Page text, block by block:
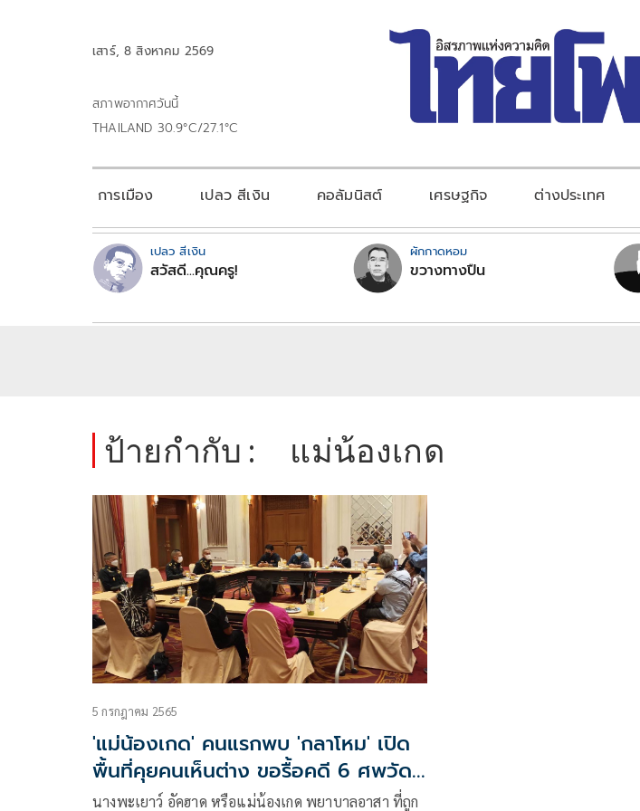
เสาร์, 8 สิงหาคม 2569
สภาพอากาศวันนี้
THAILAND 30.9°C/27.1°C
การเมือง เปลว สีเงิน คอลัมนิสต์ เศรษฐกิจ ต่างประเทศ
เปลว สีเงิน
สวัสดี...คุณครู!
ผักกาดหอม
ขวางทางปืน
ป้ายกำกับ : แม่น้องเกด
5 กรกฎาคม 2565
'แม่น้องเกด' คนแรกพบ 'กลาโหม' เปิด
พื้นที่คุยคนเห็นต่าง ขอรื้อคดี 6 ศพวัด
ปทุมฯ
นางพะเยาว์ อัคฮาด หรือแม่น้องเกด พยาบาลอาสา ที่ถูก